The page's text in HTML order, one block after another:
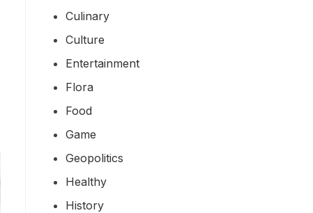
Culinary
Culture
Entertainment
Flora
Food
Game
Geopolitics
Healthy
History